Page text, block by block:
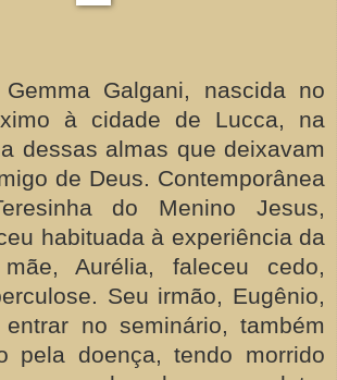
Galgani, nascida no
à cidade de Lucca, na
dessas almas que deixavam
de Deus. Contemporânea
do Menino Jesus,
habituada à experiência da
Aurélia, faleceu cedo,
Seu irmão, Eugênio,
no seminário, também
pela doença, tendo morrido